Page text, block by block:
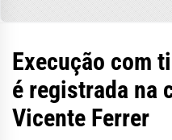
Execução com
é registrada na
Vicente Ferrer